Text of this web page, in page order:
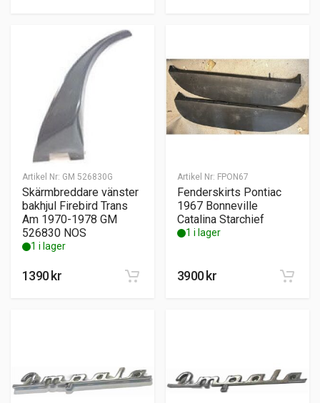
Artikel Nr: GM 526830G
Skärmbreddare vänster
bakhjul Firebird Trans
Am 1970-1978 GM
526830 NOS
1 i lager
1390kr
Artikel Nr: FPON67
Fenderskirts Pontiac
1967 Bonneville
Catalina Starchief
1 i lager
3900kr